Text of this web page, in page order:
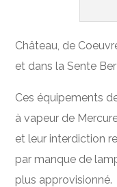
Château, de
et dans la Sente
Ces équipements
à vapeur de
et leur interdiction
par manque de
plus approvisionné.